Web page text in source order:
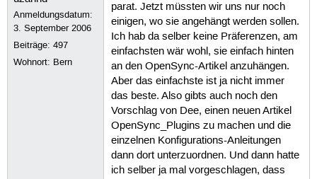
Anmeldungsdatum:
3. September 2006
Beiträge:497
Wohnort: Bern
parat. Jetzt müssten wir uns nur noch
einigen, wo sie angehängt werden sollen.
Ich hab da selber keine Präferenzen, am
einfachsten wär wohl, sie einfach hinten
an den OpenSync-Artikel anzuhängen.
Aber das einfachste ist ja nicht immer
das beste. Also gibts auch noch den
Vorschlag von Dee, einen neuen Artikel
OpenSync_Plugins zu machen und die
einzelnen Konfigurations-Anleitungen
dann dort unterzuordnen. Und dann hatte
ich selber ja mal vorgeschlagen, dass